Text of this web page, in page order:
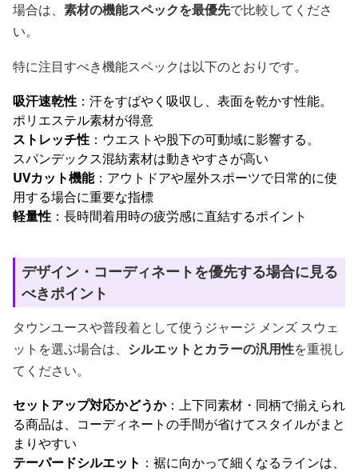
場合は、 素材の機能スペックを最優先で比較してくださ
い。
特に注目すべき機能スペックは以下のとおりです。
吸汗速乾性 ：汗をすばやく吸収し、表面を乾かす性能。
ポリエステル素材が得意
ストレッチ性 ：ウエストや股下の可動域に影響する。
スパンデックス混紡素材は動きやすさが高い
UVカット機能：アウトドアや屋外スポーツで日常的に使
用する場合に重要な指標
軽量性 ：長時間着用時の疲労感に直結するポイント
デザイン・コーディネートを優先する場合に見る
べきポイント
タウンユースや普段着として使うジャージ メンズ スウェ
ットを選ぶ場合は、 シルエットとカラーの汎用性を重視し
てください。
セットアップ対応かどうか：上下同素材・同柄で揃えられ
る商品は、コーディネートの手間が省けてスタイルがまと
まりやすい
テーパードシルエット ：裾に向かって細くなるラインは、